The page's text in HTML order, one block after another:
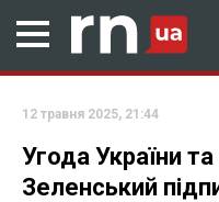
12 травня 2025, 21:44
Угода України
Зеленський